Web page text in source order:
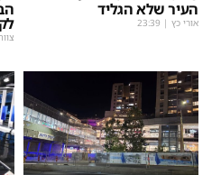
העיר שלא הגליד
אורי כץ |
23:39